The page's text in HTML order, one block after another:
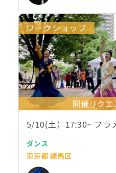
ワークショップ
開催リク
5/10(土）17:30~ フラ
ダンス
東京都 練馬区